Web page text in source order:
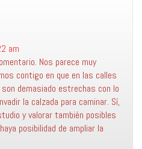
am
Nos parece muy
contigo en que en las calles
demasiado estrechas con lo
la calzada para caminar. Sí,
y valorar también posibles
posibilidad de ampliar la